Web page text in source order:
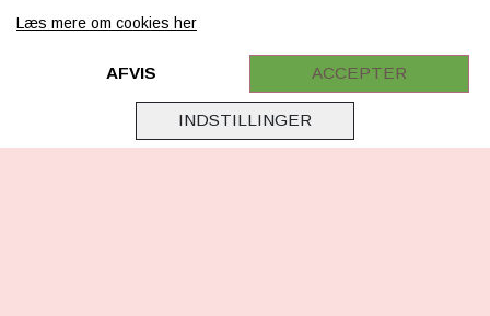
Retur
Samarbejde
Cookie & Privatlivsoplysninger
Læs mere om cookies her
INDSTILLINGER
AFVIS ACCEPTER